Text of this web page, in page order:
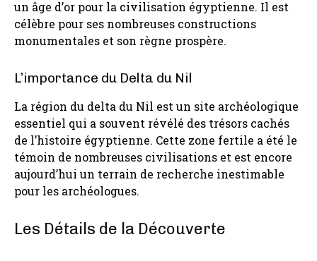
un âge d’or pour la civilisation égyptienne. Il est
célèbre pour ses nombreuses constructions
monumentales et son règne prospère.
L’importance du Delta du Nil
La région du delta du Nil est un site archéologique
essentiel qui a souvent révélé des trésors cachés
de l’histoire égyptienne. Cette zone fertile a été le
témoin de nombreuses civilisations et est encore
aujourd’hui un terrain de recherche inestimable
pour les archéologues.
Les Détails de la Découverte